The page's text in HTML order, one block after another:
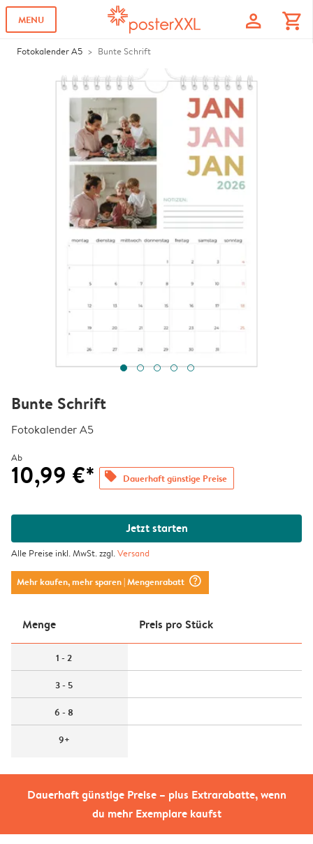
MENU profile shopping_cart
Fotokalender A5 Bunte Schrift
Dauerhaft günstige Preise – plus Extrarabatte, wenn
du mehr Exemplare kaufst
Bunte Schrift
Fotokalender A5
Ab
10,99 €* offers Dauerhaft günstige Preise
Jetzt starten
Alle Preise inkl. MwSt. zzgl.Versand
Mehr kaufen, mehr sparen| Mengenrabatt question_mark_circle
Menge Preis pro Stück
1 - 2
3 - 5
6 - 8
9+